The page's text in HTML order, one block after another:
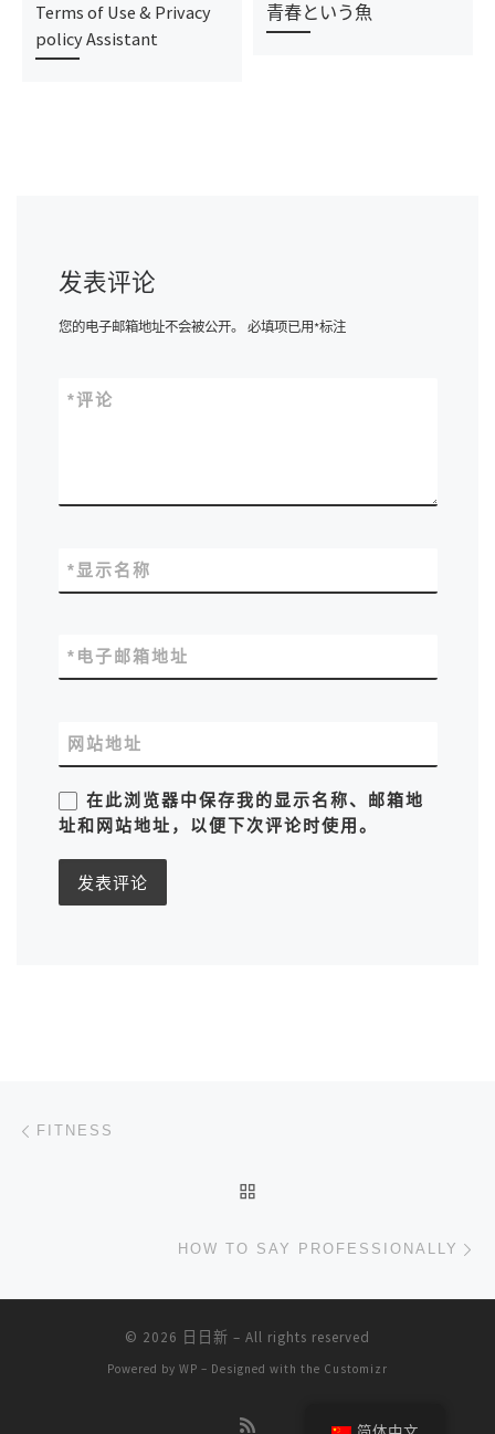
Terms of Use & Privacy
policy Assistant
青春という魚
发表评论
您的电子邮箱地址不会被公开。 必填项已用*标注
评论
*
显示名称
*
电子邮箱地址
*
网站地址
在此浏览器中保存我的显示名称、邮箱地
址和网站地址，以便下次评论时使用。
文章导航
FITNESS
HOW TO SAY PROFESSIONALLY
© 2026 日日新 – All rights reserved
Powered by WP – Designed with the Customizr